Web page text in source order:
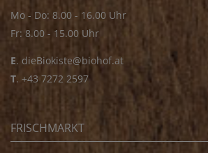
Mo - Do: 8.00 - 16.00 Uhr
Fr: 8.00 - 15.00 Uhr
E. dieBiokiste@biohof.at
T. +43 7272 2597
FRISCHMARKT